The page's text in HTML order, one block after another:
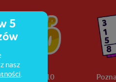
Top 10
5
nasz